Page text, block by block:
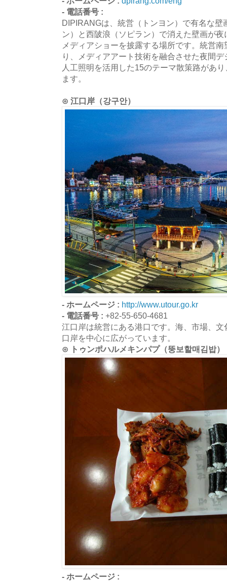
- 電話番号 :
DIPIRANGは、統営（トンヨン）で有名な壁
ン）と西陂浪（ソピラン）で消えた壁画が
メディアショーを披露する場所です。統営
り、メディアアート技術を融合させた夜間
人工照明を活用した15のテーマ散策路があ
ます。
⊙ 江口岸（강구안）
- ホームページ : http://www.utour.go.kr
- 電話番号 : +82-55-650-4681
江口岸は統営にある港口です。海、市場、
口岸を中心に広がっています。
⊙ トゥンポハルメキンパプ（뚱보할매김밥）
- ホームページ :